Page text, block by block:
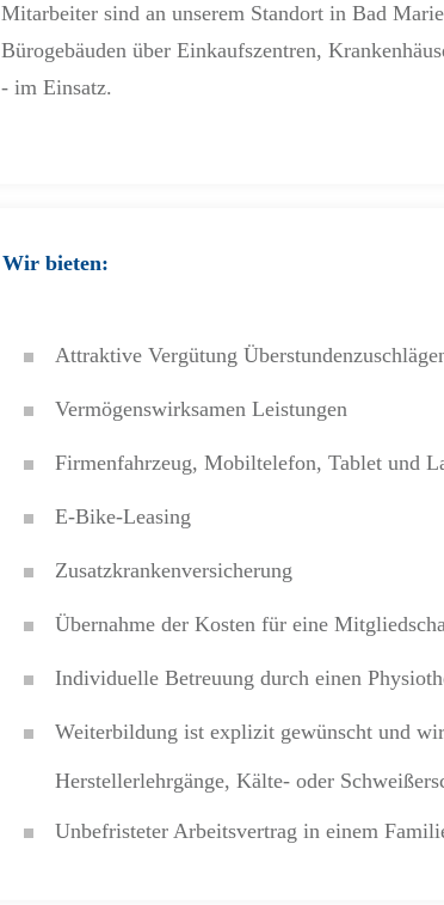
Mitarbeiter sind an unserem Standort in Bad
Bürogebäuden über Einkaufszentren,
- im Einsatz.
Wir bieten:
Attraktive Vergütung
Vermögenswirksamen Leistungen
Firmenfahrzeug, Mobiltelefon, Tablet und
E-Bike-Leasing
Zusatzkrankenversicherung
Übernahme der Kosten für eine
Individuelle Betreuung durch einen
Weiterbildung ist explizit gewünscht und
Herstellerlehrgänge, Kälte- oder
Unbefristeter Arbeitsvertrag in einem